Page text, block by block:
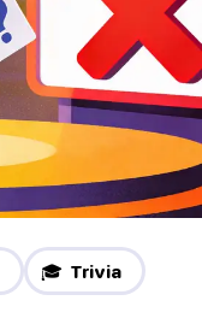
🎓 Trivia